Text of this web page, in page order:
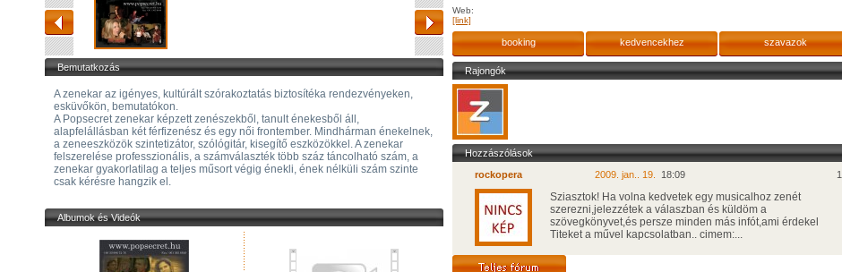
Bemutatkozás
A zenekar az igényes, kultúrált szórakoztatás biztosítéka rendezvényeken,
esküvőkön, bemutatókon.
A Popsecret zenekar képzett zenészekből, tanult énekesből áll,
alapfelállásban két férfizenész és egy női frontember. Mindhárman énekelnek,
a zeneeszközök szintetizátor, szólógitár, kisegítő eszközökkel. A zenekar
felszerelése professzionális, a számválaszték több száz táncolható szám, a
zenekar gyakorlatilag a teljes műsort végig énekli, ének nélküli szám szinte
csak kérésre hangzik el.
Albumok és Videók
Web:
[link]
booking kedvencekhez szavazok
Rajongók
Hozzászólások
rockopera
2009. jan.. 19. 18:09 1
Sziasztok! Ha volna kedvetek egy musicalhoz zenét
szerezni,jelezzétek a válaszban és küldöm a
szövegkönyvet,és persze minden más infót,ami érdekel
Titeket a művel kapcsolatban.. cimem:...